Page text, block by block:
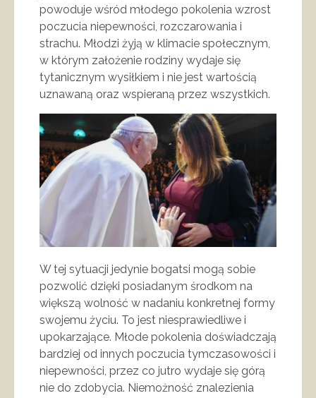
powoduje wśród młodego pokolenia wzrost
poczucia niepewności, rozczarowania i
strachu. Młodzi żyją w klimacie społecznym,
w którym założenie rodziny wydaje się
tytanicznym wysiłkiem i nie jest wartością
uznawaną oraz wspieraną przez wszystkich.
W tej sytuacji jedynie bogatsi mogą sobie
pozwolić dzięki posiadanym środkom na
większą wolność w nadaniu konkretnej formy
swojemu życiu. To jest niesprawiedliwe i
upokarzające. Młode pokolenia doświadczają
bardziej od innych poczucia tymczasowości i
niepewności, przez co jutro wydaje się górą
nie do zdobycia. Niemożność znalezienia